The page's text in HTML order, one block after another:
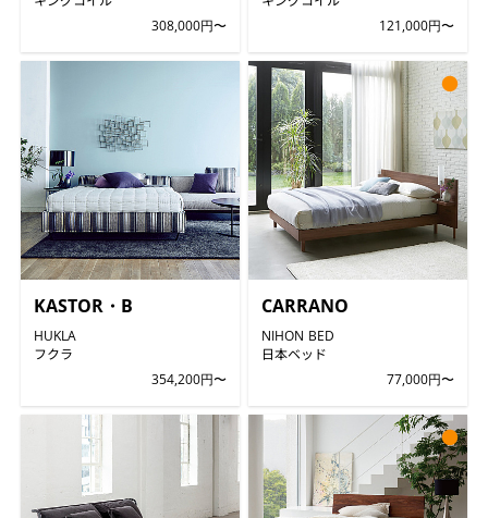
308,000円〜
121,000円〜
KASTOR・B
HUKLA
フクラ
354,200円〜
CARRANO
NIHON BED
日本ベッド
77,000円〜
●
●